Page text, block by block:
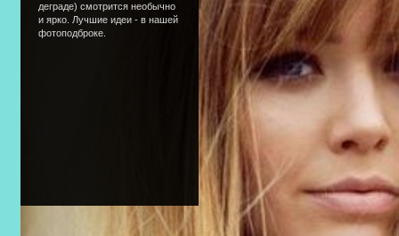
деграде) смотрится необычно
и ярко. Лучшие идеи - в нашей
фотоподброке.